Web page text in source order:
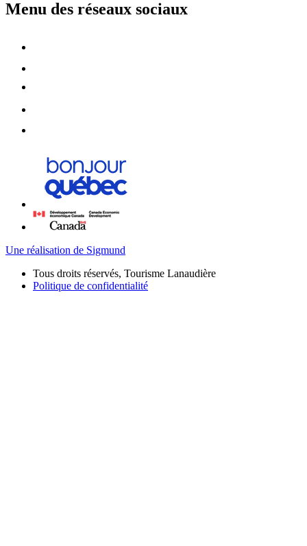
Menu des réseaux sociaux
Une réalisation de Sigmund
Tous droits réservés, Tourisme Lanaudière
Politique de confidentialité